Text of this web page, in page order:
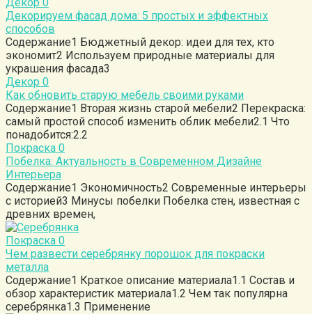
Декорируем фасад дома: 5 простых и эффектных
способов
Содержание1 Бюджетный декор: идеи для тех, кто
экономит2 Используем природные материалы для
украшения фасада3
Декор 0
Как обновить старую мебель своими руками
Содержание1 Вторая жизнь старой мебели2 Перекраска:
самый простой способ изменить облик мебели2.1 Что
понадобится:2.2
Покраска 0
Побелка: Актуальность в Современном Дизайне
Интерьера
Содержание1 Экономичность2 Современные интерьеры
с историей3 Минусы побелки Побелка стен, известная с
древних времен,
Покраска 0
Чем развести серебрянку порошок для покраски
металла
Содержание1 Краткое описание материала1.1 Состав и
обзор характеристик материала1.2 Чем так популярна
серебрянка1.3 Применение